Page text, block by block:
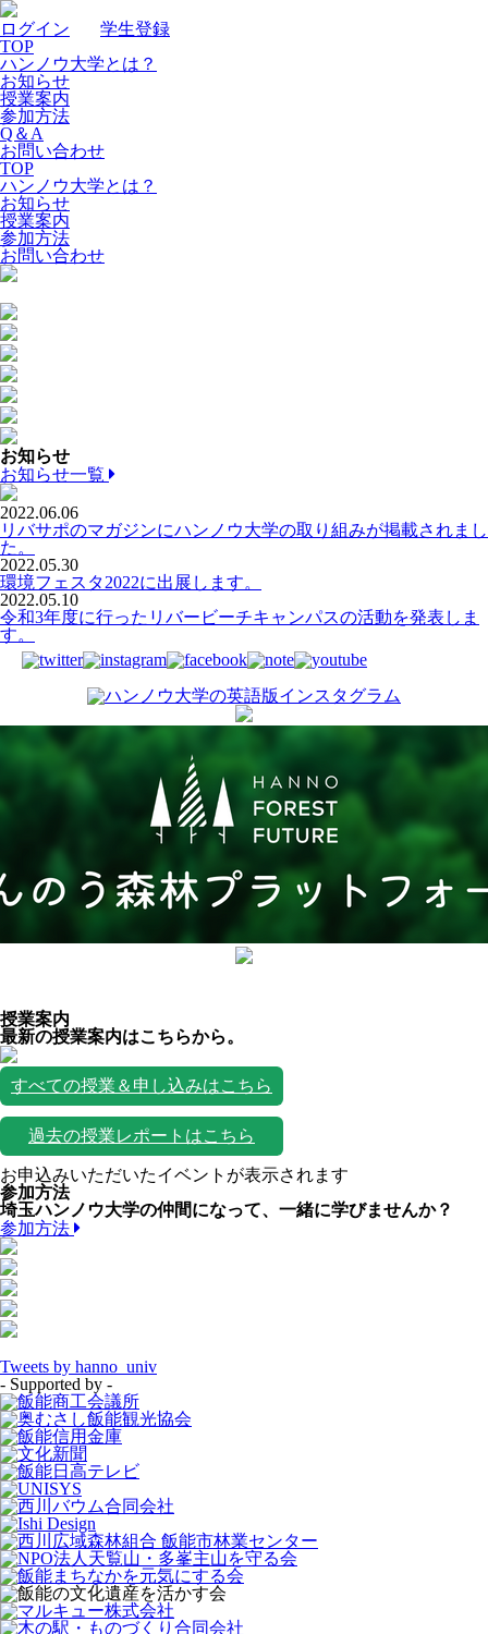
ログイン
学生登録
TOP
ハンノウ大学とは？
お知らせ
授業案内
参加方法
Q＆A
お問い合わせ
TOP
ハンノウ大学とは？
お知らせ
授業案内
参加方法
お問い合わせ
お知らせ
お知らせ一覧
2022.06.06
リバサポのマガジンにハンノウ大学の取り組みが掲載されまし
た。
2022.05.30
環境フェスタ2022に出展します。
2022.05.10
令和3年度に行ったリバービーチキャンパスの活動を発表しま
す。
授業案内
最新の授業案内はこちらから。
すべての授業＆申し込みはこちら
過去の授業レポートはこちら
お申込みいただいたイベントが表示されます
参加方法
埼玉ハンノウ大学の仲間になって、一緒に学びませんか？
参加方法
Tweets by hanno_univ
- Supported by -